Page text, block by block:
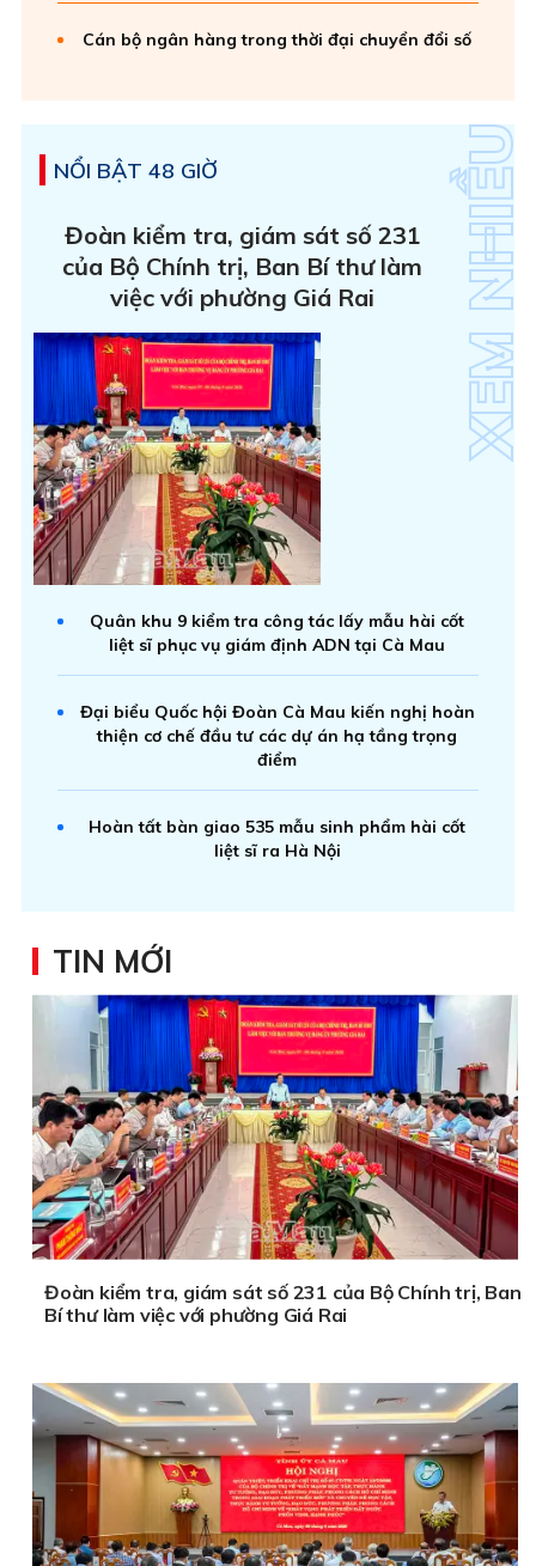
Cán bộ ngân hàng trong thời đại chuyển đổi số
NỔI BẬT 48 GIỜ
Đoàn kiểm tra, giám sát số 231
của Bộ Chính trị, Ban Bí thư làm
việc với phường Giá Rai
Quân khu 9 kiểm tra công tác lấy mẫu hài cốt
liệt sĩ phục vụ giám định ADN tại Cà Mau
Đại biểu Quốc hội Đoàn Cà Mau kiến nghị hoàn
thiện cơ chế đầu tư các dự án hạ tầng trọng
điểm
Hoàn tất bàn giao 535 mẫu sinh phẩm hài cốt
liệt sĩ ra Hà Nội
TIN MỚI
Đoàn kiểm tra, giám sát số 231 của Bộ Chính trị, Ban
Bí thư làm việc với phường Giá Rai